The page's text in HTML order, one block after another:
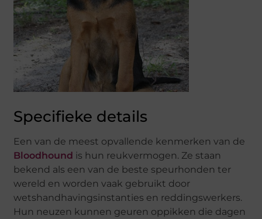
Specifieke details
Een van de meest opvallende kenmerken van de
Bloodhound is hun reukvermogen. Ze staan
bekend als een van de beste speurhonden ter
wereld en worden vaak gebruikt door
wetshandhavingsinstanties en reddingswerkers.
Hun neuzen kunnen geuren oppikken die dagen